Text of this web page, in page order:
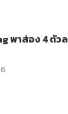
พาส่อง 4 ตั